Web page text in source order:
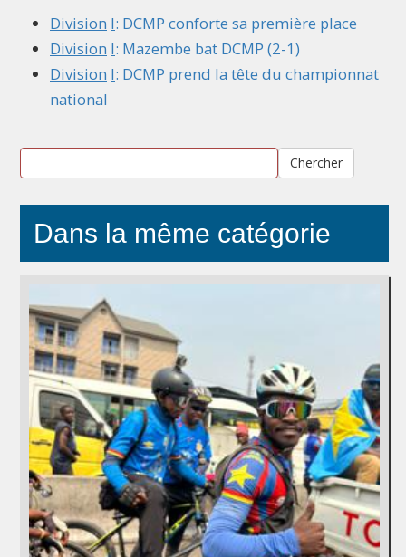
Division I: DCMP conforte sa première place
Division I: Mazembe bat DCMP (2-1)
Division I: DCMP prend la tête du championnat
national
Chercher
Dans la même catégorie